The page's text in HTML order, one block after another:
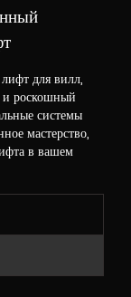
для вилл,
и роскошный
системы
мастерство,
в вашем